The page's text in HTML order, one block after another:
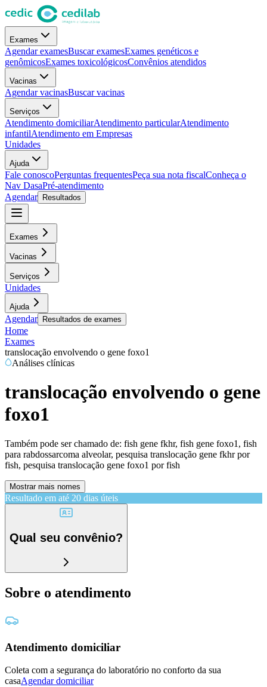
Exames
Agendar examesBuscar examesExames genéticos e
genômicosExames toxicológicosConvênios atendidos
Vacinas
Agendar vacinasBuscar vacinas
Serviços
Atendimento domiciliarAtendimento particularAtendimento
infantilAtendimento em Empresas
Unidades
Ajuda
Fale conoscoPerguntas frequentesPeça sua nota fiscalConheça o
Nav DasaPré-atendimento
Agendar
Resultados
Exames
Vacinas
Serviços
Unidades
Ajuda
Agendar Resultados de exames
Home
Exames
translocação envolvendo o gene foxo1
Análises clínicas
translocação envolvendo o gene
foxo1
Também pode ser chamado de: fish gene fkhr, fish gene foxo1, fish
para rabdossarcoma alveolar, pesquisa translocação gene fkhr por
fish, pesquisa translocação gene foxo1 por fish
Mostrar mais nomes
Resultado em até 20 dias úteis
Qual seu convênio?
Sobre o atendimento
Atendimento domiciliar
Coleta com a segurança do laboratório no conforto da sua
casaAgendar domiciliar